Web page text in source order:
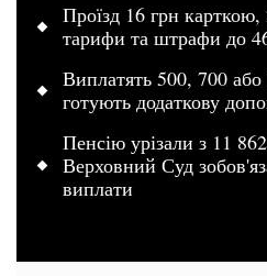
Проїзд 16 грн
тарифи та штрафи до
Виплатять 500, 700
готують додаткову
Пенсію урізали з 11
Верховний Суд
виплати